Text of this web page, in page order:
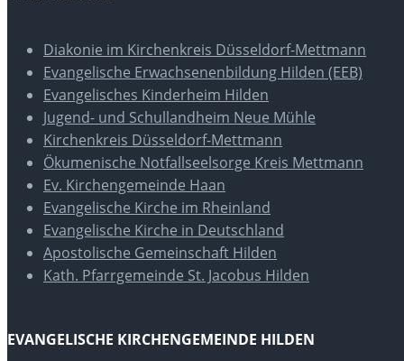
Diakonie im Kirchenkreis Düsseldorf-Mettmann
Evangelische Erwachsenenbildung Hilden (EEB)
Evangelisches Kinderheim Hilden
Jugend- und Schullandheim Neue Mühle
Kirchenkreis Düsseldorf-Mettmann
Ökumenische Notfallseelsorge Kreis Mettmann
Ev. Kirchengemeinde Haan
Evangelische Kirche im Rheinland
Evangelische Kirche in Deutschland
Apostolische Gemeinschaft Hilden
Kath. Pfarrgemeinde St. Jacobus Hilden
EVANGELISCHE KIRCHENGEMEINDE HILDEN